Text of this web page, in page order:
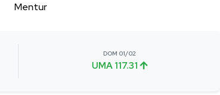
Mentur
DOM 01/02
UMA 117.31